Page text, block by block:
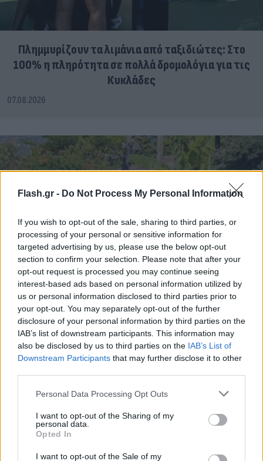
Flash.gr - Do Not Process My Personal Information
If you wish to opt-out of the sale, sharing to third parties, or
processing of your personal or sensitive information for
targeted advertising by us, please use the below opt-out
section to confirm your selection. Please note that after your
opt-out request is processed you may continue seeing
interest-based ads based on personal information utilized by
us or personal information disclosed to third parties prior to
your opt-out. You may separately opt-out of the further
disclosure of your personal information by third parties on the
IAB’s list of downstream participants. This information may
also be disclosed by us to third parties on the IAB’s List of
Downstream Participants that may further disclose it to other
Please note that this website/app uses one or more Google
not limited to your visit or usage behaviour. You may click to
grant or deny consent to Google and its third-party tags to
use your data for below specified purposes in below Google
consent section.
Personal Data Processing Opt Outs
I want to opt-out of the Sharing of my
personal data.
Opted In
I want to opt-out of the Sale of my
Πλημμυρίζουν τα λιμάνια από ταξιδιώτες: Στο
100% η πληρότητα σε πολλά δρομολόγια για τις
Κυκλάδες
07.08.2026
είχε κρύψει τον πατέρα του στον καταψύκτη